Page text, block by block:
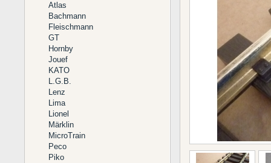
Atlas
Bachmann
Fleischmann
GT
Hornby
Jouef
KATO
L.G.B.
Lenz
Lima
Lionel
Märklin
MicroTrain
Peco
Piko